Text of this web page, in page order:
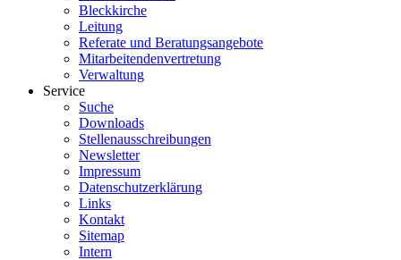
Bleckkirche
Leitung
Referate und Beratungsangebote
Mitarbeitendenvertretung
Verwaltung
Service
Suche
Downloads
Stellenausschreibungen
Newsletter
Impressum
Datenschutzerklärung
Links
Kontakt
Sitemap
Intern